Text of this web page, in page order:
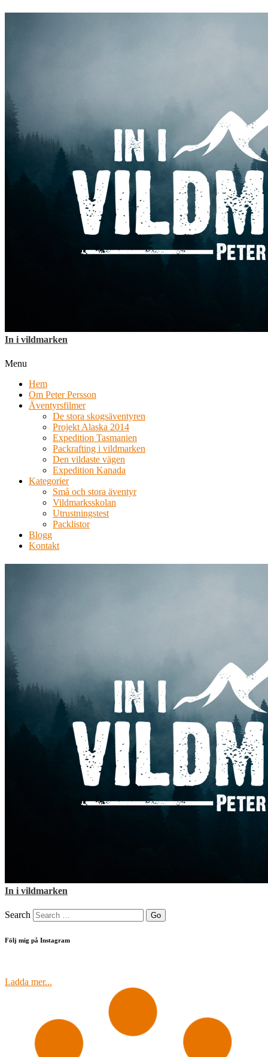
In i vildmarken
Menu
Hem
Om Peter Persson
Äventyrsfilmer
De stora skogsäventyren
Projekt Alaska 2014
Expedition Tasmanien
Packrafting i vildmarken
Den vildaste vägen
Expedition Kanada
Kategorier
Små och stora äventyr
Vildmarksskolan
Utrustningstest
Packlistor
Blogg
Kontakt
In i vildmarken
Search
Följ mig på Instagram
Ladda mer...